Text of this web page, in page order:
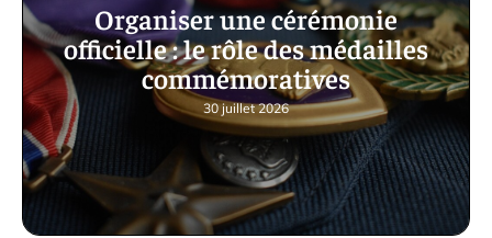
Organiser une cérémonie
officielle : le rôle des médailles
commémoratives
30 juillet 2026